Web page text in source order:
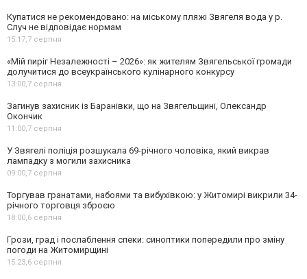
Купатися не рекомендовано: на міському пляжі Звягеля вода у р.
Случ не відповідає нормам
15:17, 7 серпня
«Мій пиріг Незалежності – 2026»: як жителям Звягельської громади
долучитися до всеукраїнського кулінарного конкурсу
13:00, 7 серпня
Загинув захисник із Баранівки, що на Звягельщині, Олександр
Окончик
11:00, 7 серпня
У Звягелі поліція розшукала 69-річного чоловіка, який викрав
лампадку з могили захисника
09:00, 7 серпня
Торгував гранатами, набоями та вибухівкою: у Житомирі викрили 34-
річного торговця зброєю
18:00, 6 серпня
Грози, град і послаблення спеки: синоптики попередили про зміну
погоди на Житомирщині
15:23, 6 серпня